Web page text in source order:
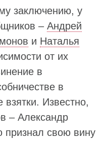
заключению, у
– Андрей
и Наталья
от их
в
в
взятки. Известно,
– Александр
признал свою вину